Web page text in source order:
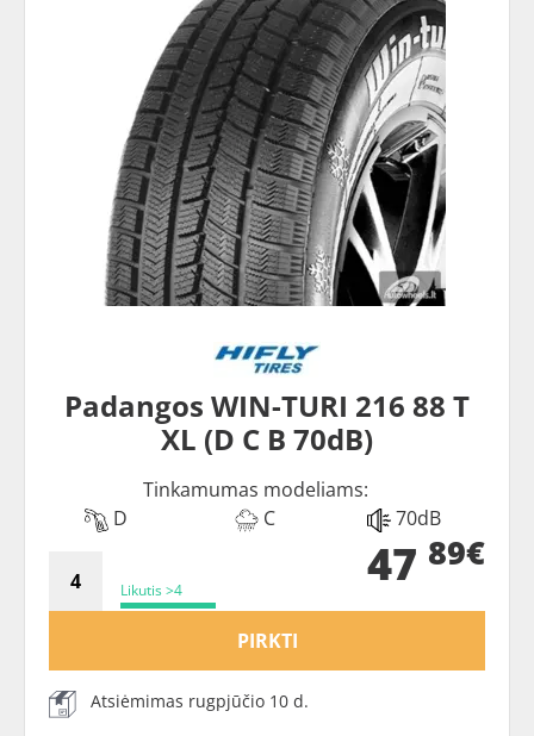
Padangos WIN-TURI 216 88 T
XL (D C B 70dB)
Tinkamumas modeliams:
D
C 70dB
Likutis >4 47 89€
PIRKTI
Atsiėmimas rugpjūčio 10 d.